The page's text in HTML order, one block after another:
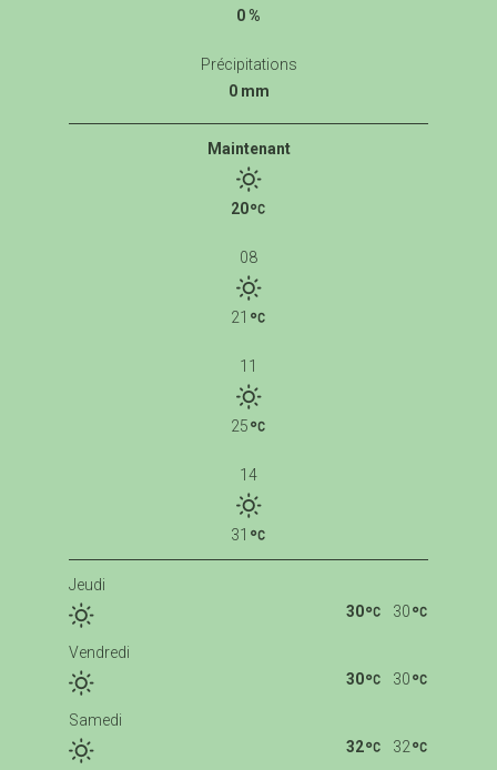
0 %
Précipitations
0 mm
Maintenant
20
08
21
11
25
14
31
Jeudi
30
30
Vendredi
30
30
Samedi
32
32